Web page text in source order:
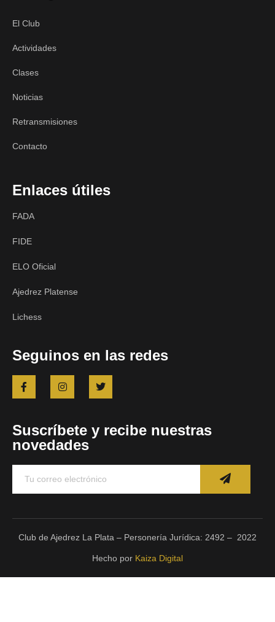
El Club
Actividades
Clases
Noticias
Retransmisiones
Contacto
Enlaces útiles
FADA
FIDE
ELO Oficial
Ajedrez Platense
Lichess
Seguinos en las redes
Suscríbete y recibe nuestras
novedades
Club de Ajedrez La Plata – Personería Jurídica: 2492 – 2022
Hecho por Kaiza Digital